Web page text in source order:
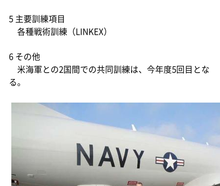
5 主要訓練項目
各種戦術訓練（LINKEX）
6 その他
米海軍との2国間での共同訓練は、今年度5回目とな
る。